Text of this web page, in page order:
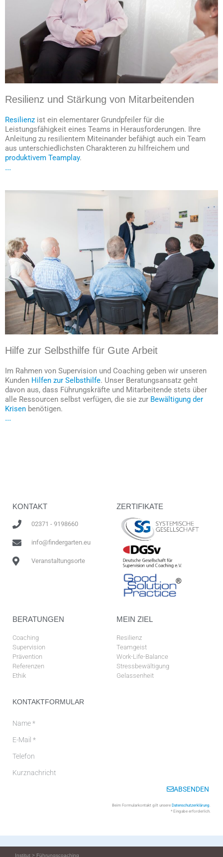
Resilienz und Stärkung von Mitarbeitenden
Resilienz ist ein elementarer Grundpfeiler für die
Leistungsfähigkeit eines Teams in Herausforderungen. Ihre
Anleitung zu resilientem Miteinander befähigt auch ein Team
aus unterschiedlichsten Charakteren zu hilfreichem und
produktivem Teamplay.
...
Hilfe zur Selbsthilfe für Gute Arbeit
Im Rahmen von Supervision und Coaching geben wir unseren
Kunden Hilfen zur Selbsthilfe. Unser Beratungsansatz geht
davon aus, dass Führungskräfte und Mitarbeitende stets über
alle Ressourcen selbst verfügen, die sie zur Bewältigung der
Krisen benötigen.
...
KONTAKT
02371 - 9198660
info@findergarten.eu
Veranstaltungsorte
ZERTIFIKATE
BERATUNGEN
Coaching
Supervision
Prävention
Referenzen
Ethik
MEIN ZIEL
Resilienz
Teamgeist
Work-Life-Balance
Stressbewältigung
Gelassenheit
KONTAKTFORMULAR
ABSENDEN
Beim Formularkontakt gilt unsere Datenschutzerklärung
* Eingabe erforderlich.
Institut > Führungscoaching